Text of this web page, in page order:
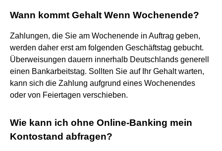
Wann kommt Gehalt Wenn Wochenende?
Zahlungen, die Sie am Wochenende in Auftrag geben,
werden daher erst am folgenden Geschäftstag gebucht.
Überweisungen dauern innerhalb Deutschlands generell
einen Bankarbeitstag. Sollten Sie auf Ihr Gehalt warten,
kann sich die Zahlung aufgrund eines Wochenendes
oder von Feiertagen verschieben.
Wie kann ich ohne Online-Banking mein
Kontostand abfragen?